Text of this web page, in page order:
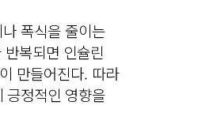
폭식을 줄이는
복되면 인슐린
만들어진다. 따라
긍정적인 영향을